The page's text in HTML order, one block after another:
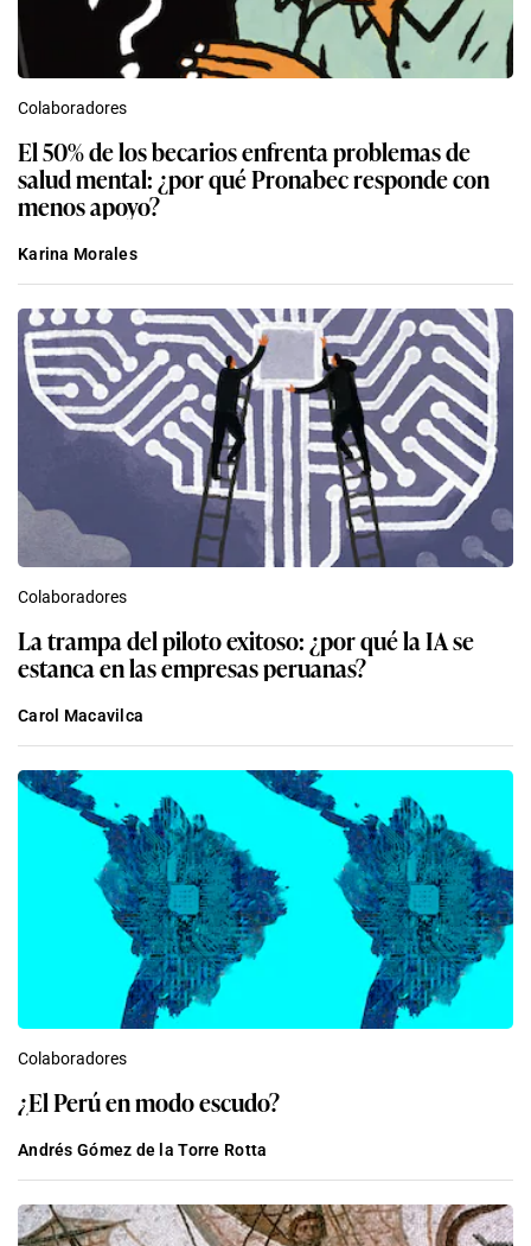
Colaboradores
El 50% de los becarios enfrenta problemas de
salud mental: ¿por qué Pronabec responde con
menos apoyo?
Karina Morales
Colaboradores
La trampa del piloto exitoso: ¿por qué la IA se
estanca en las empresas peruanas?
Carol Macavilca
Colaboradores
¿El Perú en modo escudo?
Andrés Gómez de la Torre Rotta